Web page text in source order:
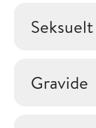
Gravide